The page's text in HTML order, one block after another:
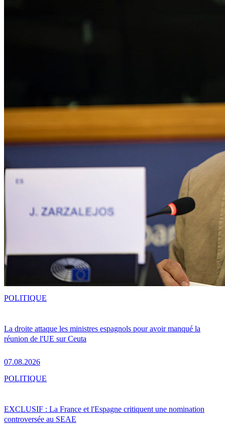
La droite attaque les ministres espagnols pour avoir manqué la
réunion de l'UE sur Ceuta
07.08.2026
POLITIQUE
EXCLUSIF : La France et l'Espagne critiquent une nomination
controversée au SEAE
POLITIQUE